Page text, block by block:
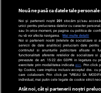
SPORT
Nouă ne pasă ca datele tale
Noi și partenerii noștri 201 stocăm și/sau
unici pentru prelucrarea datelor cu caracter
sau în orice moment, pe pagina cu politica de
nu vă vor afecta navigarea.
Mai multe detalii
Noi si partenerii nostri (retelele de socializare si
servicii de date analitice) prelucram date
continutul si anunturile publicitare afisate in
functionalitati aferente retelelor de socializare
prevazute de art. 15-22 din GDPR in legatura cu
exercitate prin modalitatea indicataaici . Prin click
tip Cookie, care implica inclusiv acceptul dvs. cu
care colaboram. Prin click pe “VREAU SA
individual, mai putin cele legate de cookie strict
Atât noi, cât și partenerii noștri